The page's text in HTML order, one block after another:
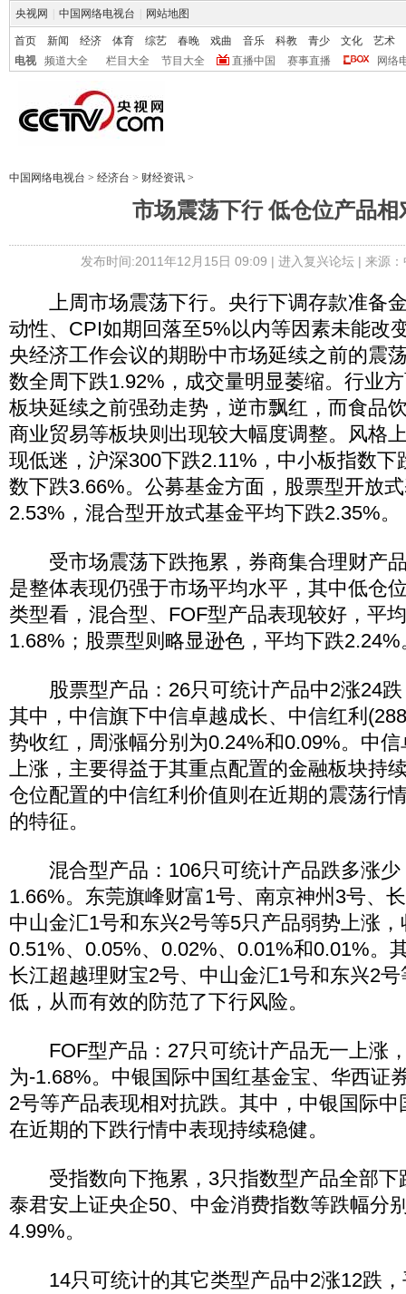
央视网 中国网络电视台 网站地图
首页 新闻 经济 体育 综艺 春晚 戏曲 音乐 科教 青少 文化
艺术
电视
频道大全 栏目大全 节目大全 直播中国 赛事直播 网络
中国网络电视台 > 经济台 > 财经资讯 >
市场震荡下行 低仓位产品相
发布时间:2011年12月15日 09:09 | 进入复兴论坛| 来源
上周市场震荡下行。央行下调存款准备
动性、CPI如期回落至5%以内等因素未能改
央经济工作会议的期盼中市场延续之前的震
数全周下跌1.92%，成交量明显萎缩。行业
板块延续之前强劲走势，逆市飘红，而食品
商业贸易等板块则出现较大幅度调整。风格
现低迷，沪深300下跌2.11%，中小板指数下
数下跌3.66%。公募基金方面，股票型开放
2.53%，混合型开放式基金平均下跌2.35%。
受市场震荡下跌拖累，券商集合理财产
是整体表现仍强于市场平均水平，其中低仓
类型看，混合型、FOF型产品表现较好，平
1.68%；股票型则略显逊色，平均下跌2.24%
股票型产品：26只可统计产品中2涨24跌
其中，中信旗下中信卓越成长、中信红利
势收红，周涨幅分别为0.24%和0.09%。中
上涨，主要得益于其重点配置的金融板块持
仓位配置的中信红利价值则在近期的震荡行
的特征。
混合型产品：106只可统计产品跌多涨少
1.66%。东莞旗峰财富1号、南京神州3号、
中山金汇1号和东兴2号等5只产品弱势上涨
0.51%、0.05%、0.02%、0.01%和0.01%。
长江超越理财宝2号、中山金汇1号和东兴2
低，从而有效的防范了下行风险。
FOF型产品：27只可统计产品无一上涨
为-1.68%。中银国际中国红基金宝、华西证
2号等产品表现相对抗跌。其中，中银国际
在近期的下跌行情中表现持续稳健。
受指数向下拖累，3只指数型产品全部下
泰君安上证央企50、中金消费指数等跌幅分
4.99%。
14只可统计的其它类型产品中2涨12跌，